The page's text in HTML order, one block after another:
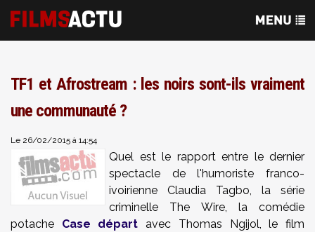
TF1 et Afrostream : les noirs sont-ils vraiment
une communauté ?
Le 26/02/2015 à 14:54
Quel est le rapport entre le dernier
spectacle de l'humoriste franco-
ivoirienne Claudia Tagbo, la série
criminelle The Wire, la comédie
potache Case départ avec Thomas Ngijol, le film